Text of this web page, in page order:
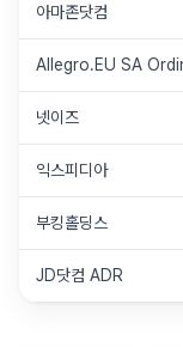
아마존닷컴
Allegro.EU SA
넷이즈
익스피디아
부킹홀딩스
JD닷컴 ADR